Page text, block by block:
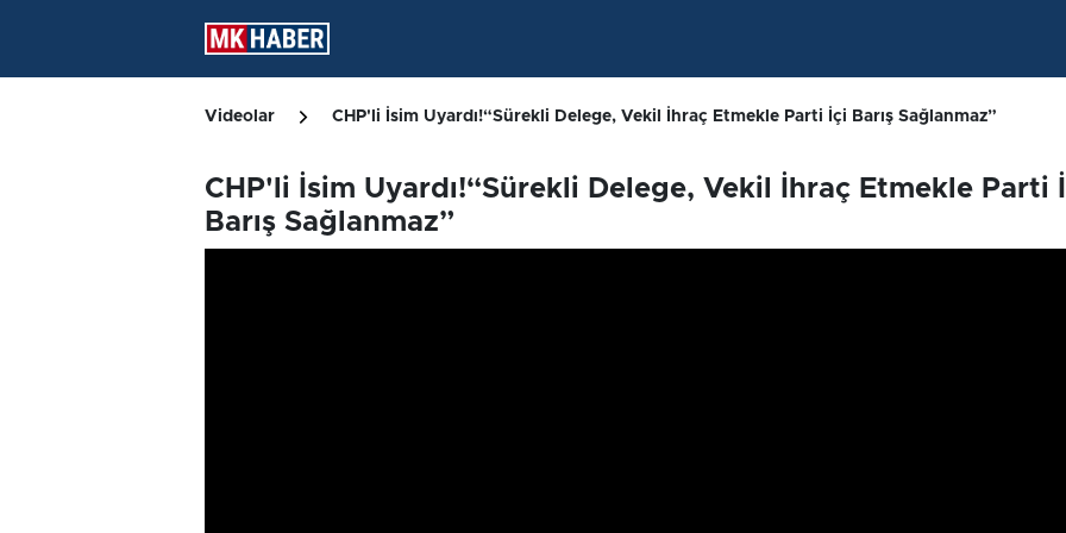
Videolar CHP'li İsim Uyardı!“Sürekli Delege, Vekil İhraç Etmekle Parti İçi Barış Sağlanmaz”
CHP'li İsim Uyardı!“Sürekli Delege, Vekil İhraç Etmekle Parti
Barış Sağlanmaz”